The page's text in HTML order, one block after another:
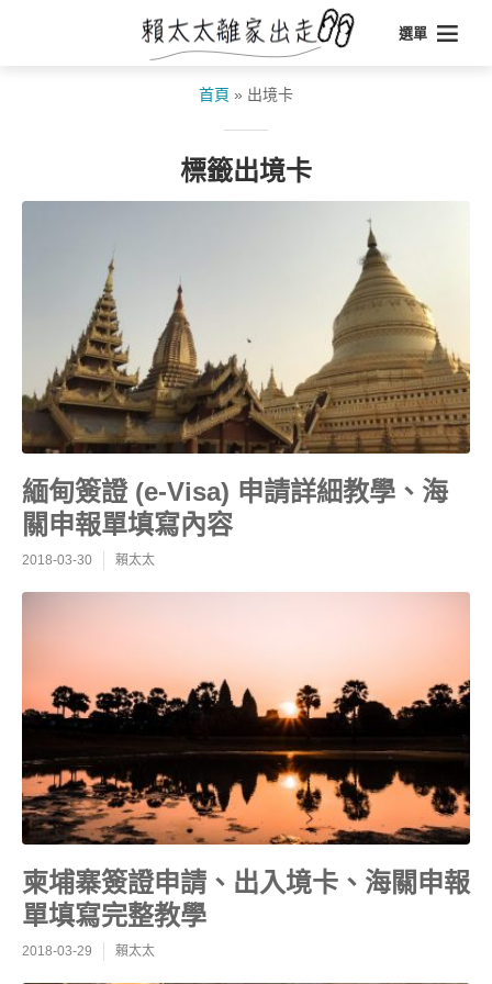
選單
首頁 » 出境卡
標籤出境卡
緬甸簽證 (e-Visa) 申請詳細教學、海
關申報單填寫內容
2018-03-30 賴太太
柬埔寨簽證申請、出入境卡、海關申報
單填寫完整教學
2018-03-29 賴太太